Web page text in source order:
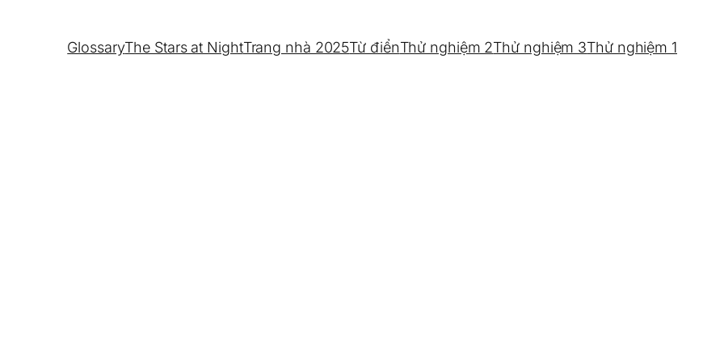
GlossaryThe Stars at NightTrang nhà 2025Từ điểnThử nghiệm 2Thử nghiệm 3Thử nghiệm 1